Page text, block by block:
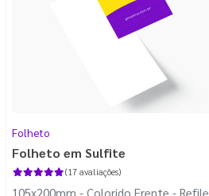
Folheto
Folheto em Sulfite
(17 avaliações)
105x200mm - Colorido Frente - Refile